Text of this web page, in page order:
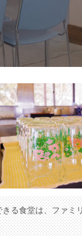
る食堂は、ファミ